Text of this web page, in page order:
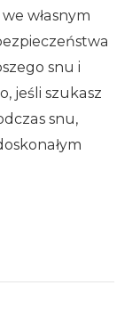
własnym
snu i
jeśli szukasz
snu,